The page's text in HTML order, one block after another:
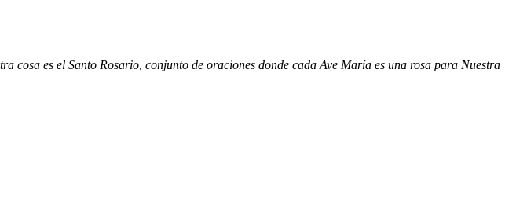
cosa es el Santo Rosario, conjunto de oraciones donde cada Ave María es una rosa para Nuestra